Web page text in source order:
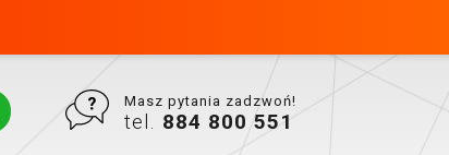
Masz pytania zadzwoń!
tel. 884 800 551